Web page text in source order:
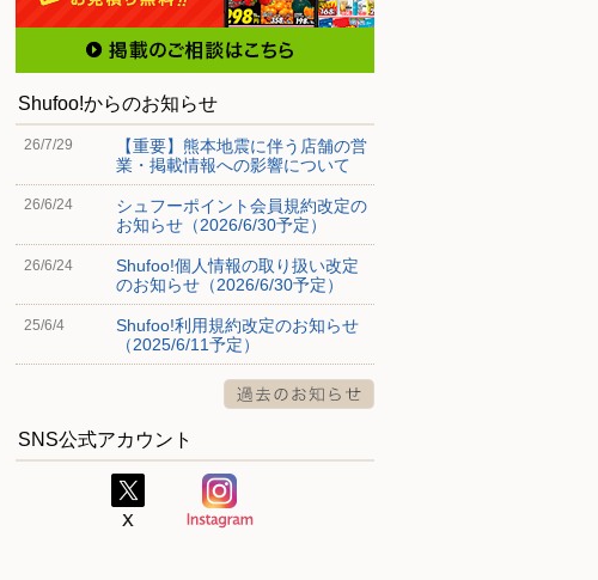
Shufoo!からのお知らせ
26/7/29
【重要】熊本地震に伴う店舗の営
業・掲載情報への影響について
26/6/24
シュフーポイント会員規約改定の
お知らせ（2026/6/30予定）
26/6/24
Shufoo!個人情報の取り扱い改定
のお知らせ（2026/6/30予定）
25/6/4
Shufoo!利用規約改定のお知らせ
（2025/6/11予定）
SNS公式アカウント